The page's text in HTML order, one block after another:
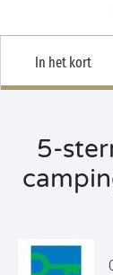
In het kort
5-